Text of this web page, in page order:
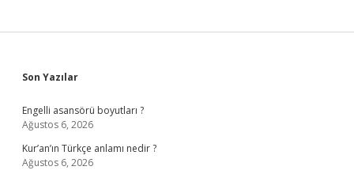
Sidebar
Son Yazılar
Engelli asansörü boyutları ?
Ağustos 6, 2026
Kur’an’ın Türkçe anlamı nedir ?
Ağustos 6, 2026